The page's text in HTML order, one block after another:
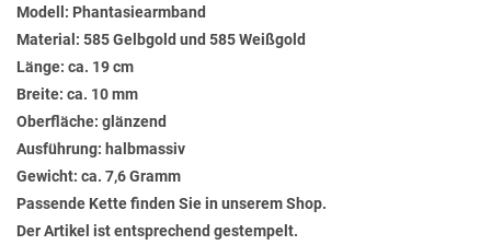
Modell: Phantasiearmband
Material: 585 Gelbgold und 585 Weißgold
Länge: ca. 19 cm
Breite: ca. 10 mm
Oberfläche: glänzend
Ausführung: halbmassiv
Gewicht: ca. 7,6 Gramm
Passende Kette finden Sie in unserem Shop.
Der Artikel ist entsprechend gestempelt.